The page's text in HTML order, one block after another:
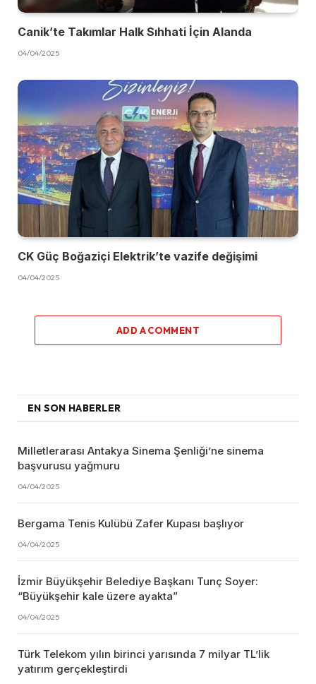
Canik’te Takımlar Halk Sıhhati İçin Alanda
04/04/2025
CK Güç Boğaziçi Elektrik’te vazife değişimi
04/04/2025
ADD A COMMENT
EN SON HABERLER
Milletlerarası Antakya Sinema Şenliği’ne sinema
başvurusu yağmuru
04/04/2025
Bergama Tenis Kulübü Zafer Kupası başlıyor
04/04/2025
İzmir Büyükşehir Belediye Başkanı Tunç Soyer:
“Büyükşehir kale üzere ayakta”
04/04/2025
Türk Telekom yılın birinci yarısında 7 milyar TL’lik
yatırım gerçekleştirdi